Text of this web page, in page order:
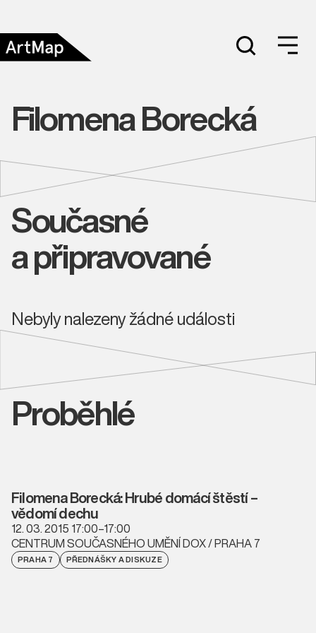
Filomena Borecká
Současné
a připravované
Nebyly nalezeny žádné události
Proběhlé
Filomena Borecká: Hrubé domácí štěstí –
vědomí dechu
12. 03. 2015 17:00–17:00
CENTRUM SOUČASNÉHO UMĚNÍ DOX / PRAHA 7
PRAHA 7 PŘEDNÁŠKY A DISKUZE